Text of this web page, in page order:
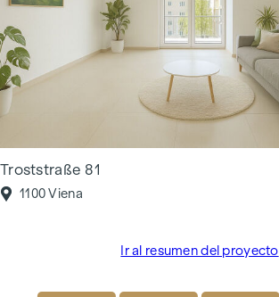
Troststraße 81
1100 Viena
Ir al resumen del proyecto